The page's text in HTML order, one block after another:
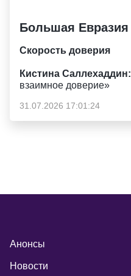
Большая Евразия
Скорость доверия
Кистина Саллехаддин:
взаимное доверие»
31.07.2026 17:01:24
Анонсы
Новости